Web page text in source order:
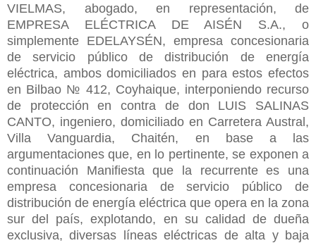
VIELMAS, abogado, en representación, de
EMPRESA ELÉCTRICA DE AISÉN S.A., o
simplemente EDELAYSÉN, empresa concesionaria
de servicio público de distribución de energía
eléctrica, ambos domiciliados en para estos efectos
en Bilbao № 412, Coyhaique, interponiendo recurso
de protección en contra de don LUIS SALINAS
CANTO, ingeniero, domiciliado en Carretera Austral,
Villa Vanguardia, Chaitén, en base a las
argumentaciones que, en lo pertinente, se exponen a
continuación Manifiesta que la recurrente es una
empresa concesionaria de servicio público de
distribución de energía eléctrica que opera en la zona
sur del país, explotando, en su calidad de dueña
exclusiva, diversas líneas eléctricas de alta y baja